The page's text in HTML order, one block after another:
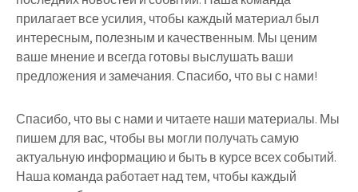
прилагает все усилия, чтобы каждый материал был
интересным, полезным и качественным. Мы ценим
ваше мнение и всегда готовы выслушать ваши
предложения и замечания. Спасибо, что вы с нами!
Спасибо, что вы с нами и читаете наши материалы. Мы
пишем для вас, чтобы вы могли получать самую
актуальную информацию и быть в курсе всех событий.
Наша команда работает над тем, чтобы каждый